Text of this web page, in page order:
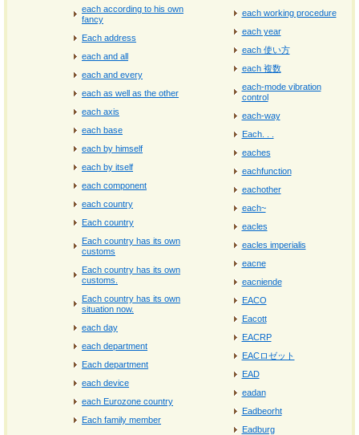
each according to his own
fancy
Each address
each and all
each and every
each as well as the other
each axis
each base
each by himself
each by itself
each component
each country
Each country
Each country has its own
customs
Each country has its own
customs.
Each country has its own
situation now.
each day
each department
Each department
each device
each Eurozone country
Each family member
each working procedure
each year
each 使い方
each 複数
each-mode vibration
control
each-way
Each. . .
eaches
eachfunction
eachother
each~
eacles
eacles imperialis
eacne
eacniende
EACO
Eacott
EACRP
EACロゼット
EAD
eadan
Eadbeorht
Eadburg